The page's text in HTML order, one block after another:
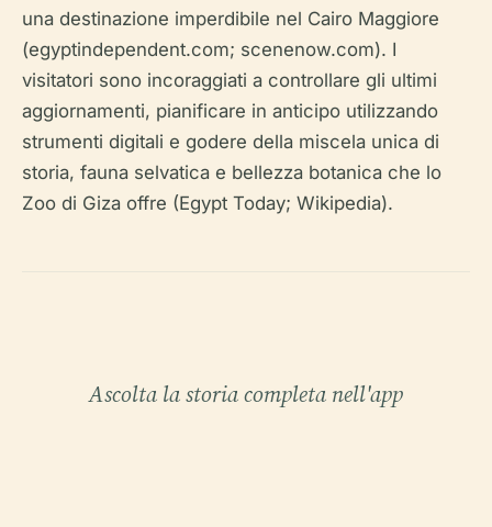
una destinazione imperdibile nel Cairo Maggiore
(egyptindependent.com; scenenow.com). I
visitatori sono incoraggiati a controllare gli ultimi
aggiornamenti, pianificare in anticipo utilizzando
strumenti digitali e godere della miscela unica di
storia, fauna selvatica e bellezza botanica che lo
Zoo di Giza offre (Egypt Today; Wikipedia).
Ascolta la storia completa nell'app